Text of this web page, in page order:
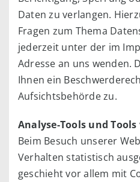
Daten zu verlangen.
Fragen zum Thema
jederzeit unter der im
Adresse an uns wenden.
Ihnen ein
Aufsichtsbehörde zu.
Analyse-Tools und
Beim Besuch unserer
Verhalten statistisch
geschieht vor allem mit